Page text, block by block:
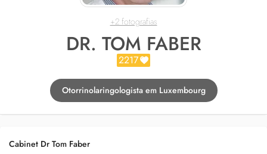
+2 fotografias
DR. TOM FABER
2217
Otorrinolaringologista em Luxembourg
Cabinet Dr Tom Faber